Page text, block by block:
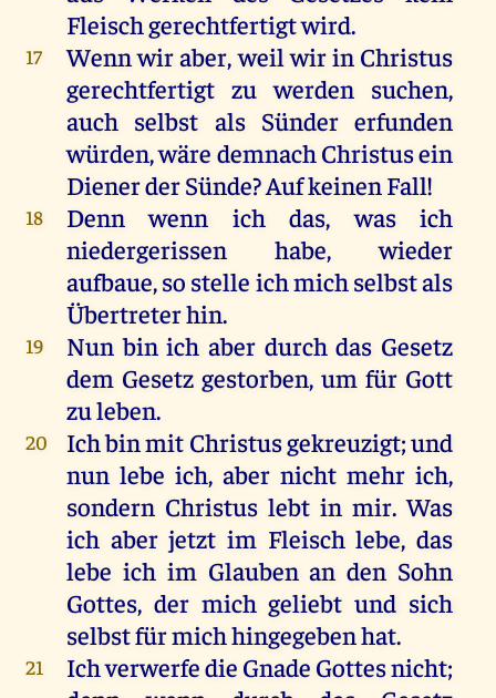
Fleischgerechtfertigtwird.
17 Wennwiraber,weilwirin Christus
gerechtfertigt zu werden suchen,
auch selbst als Sünder erfunden
würden,wäre demnachChristusein
DienerderSünde?AufkeinenFall!
18 Denn wenn ich das,was
ich
niedergerissen habe,wieder
aufbaue,so stelle ichmichselbstals
Übertreterhin.
19 Nun bin ich aber durch das Gesetz
dem Gesetz gestorben,um für Gott
zuleben.
20 Ichbinmit Christusgekreuzigt;und
nun lebe ich,aber nicht mehr ich,
sondern Christus lebt in mir.Was
ich aber jetzt im Fleisch lebe,das
lebe ich im Glauben an den Sohn
Gottes, der mich geliebt und sich
selbstfürmichhingegebenhat.
21 Ichverwerfedie Gnade Gottesnicht;